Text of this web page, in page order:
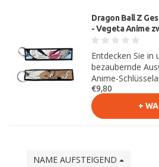
Dragon Ball Z
- Vegeta Anime
Entdecken Sie in
bezaubernde
Anime-
€9,80
+
NAME AUFSTEIGEND